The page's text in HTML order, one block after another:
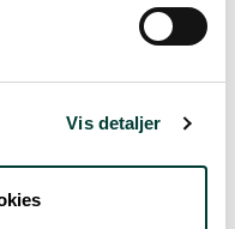
Vis detaljer